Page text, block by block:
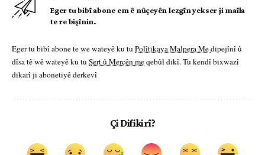
Eger tu bibî abone em ê nûçeyên lezgîn yekser ji maîla
te re bişînin.
Eger tu bibî abone te we wateyê ku tu Polîtikaya Malpera Medipejînî û
dîsa tê wê wateyê ku tu Şert û Mercên meqebûl dikî. Tu kendî bixwazî
dikarî ji abonetiyê derkevî
Çi Difikirî?